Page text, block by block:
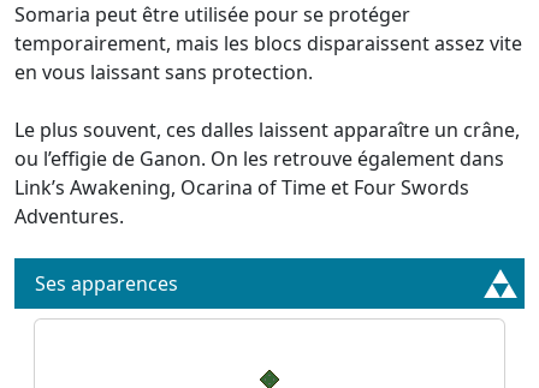
Somaria peut être utilisée pour se protéger
temporairement, mais les blocs disparaissent assez vite
en vous laissant sans protection.
Le plus souvent, ces dalles laissent apparaître un crâne,
ou l’effigie de Ganon. On les retrouve également dans
Link’s Awakening, Ocarina of Time et Four Swords
Adventures.
Ses apparences